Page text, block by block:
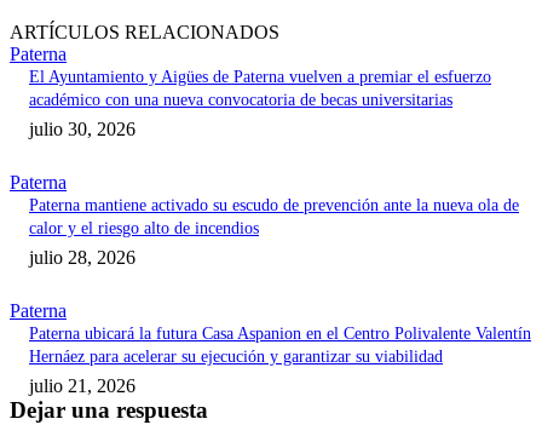
ARTÍCULOS RELACIONADOS
Paterna
El Ayuntamiento y Aigües de Paterna vuelven a premiar el esfuerzo
académico con una nueva convocatoria de becas universitarias
julio 30, 2026
Paterna
Paterna mantiene activado su escudo de prevención ante la nueva ola de
calor y el riesgo alto de incendios
julio 28, 2026
Paterna
Paterna ubicará la futura Casa Aspanion en el Centro Polivalente Valentín
Hernáez para acelerar su ejecución y garantizar su viabilidad
julio 21, 2026
Dejar una respuesta